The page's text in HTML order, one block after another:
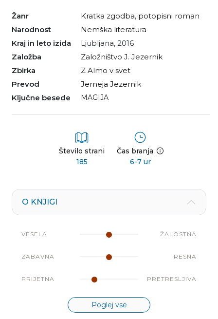
Žanr kratka zgodba, potopisni roman
Narodnost
nemška literatura
Kraj in leto izida
Ljubljana, 2016
Založba
Založništvo J. Jezernik
Zbirka
Z Almo v svet
Prevod
Jerneja Jezernik
Ključne besede
MAGIJA
Število strani
185
Čas branja
6-7 ur
O KNJIGI
VESELA ŽALOSTNA
ZABAVNA RESNA
PRIJETNA PRETRESLJIVA
Poglej vse